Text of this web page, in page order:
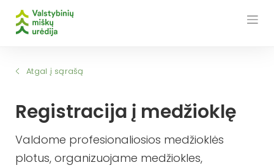
Atgal į sąrašą
Registracija į medžioklę
Valdome profesionaliosios medžioklės
plotus, organizuojame medžiokles,